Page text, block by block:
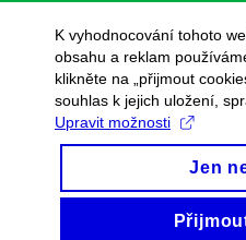
K vyhodnocování tohoto
obsahu a reklam
klikněte na „přijmout
souhlas k jejich uložení,
Upravit možnosti
Jen